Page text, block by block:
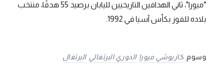
"ميورا"، ثاني الهدافين التاريخيين لليابان برصيد 55 هدفًا، منتخب
بلاده للفوز بكأس آسيا في 1992.
وسوم :كازيوشي ميورا الدوري البرتغالي البرتغال